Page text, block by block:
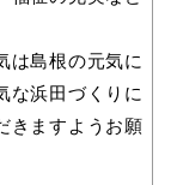
税金
は島根の元気に
な浜田づくりに
きますようお願